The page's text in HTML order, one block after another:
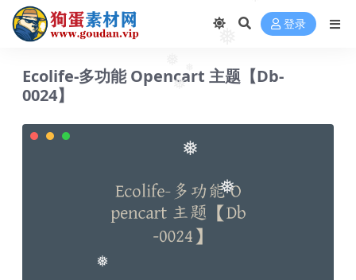
❅
❅
❅
❅
登录
Ecolife-多功能 Opencart 主题【Db-
0024】